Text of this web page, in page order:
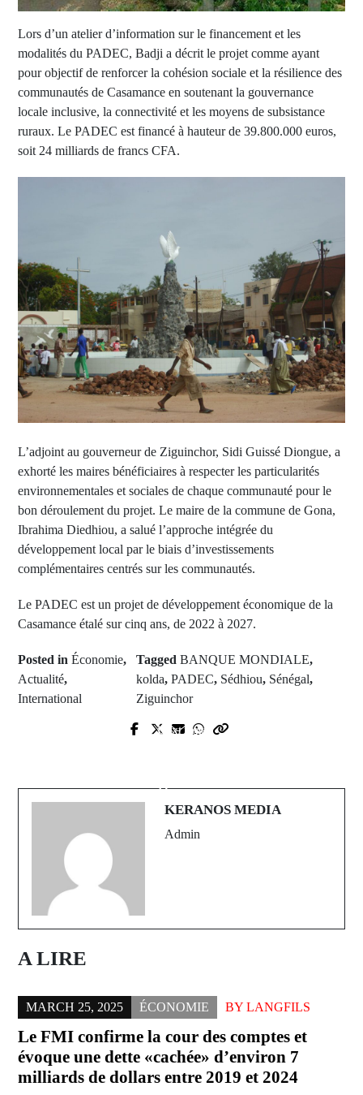
Lors d’un atelier d’information sur le financement et les
modalités du PADEC, Badji a décrit le projet comme ayant
pour objectif de renforcer la cohésion sociale et la résilience des
communautés de Casamance en soutenant la gouvernance
locale inclusive, la connectivité et les moyens de subsistance
ruraux. Le PADEC est financé à hauteur de 39.800.000 euros,
soit 24 milliards de francs CFA.
L’adjoint au gouverneur de Ziguinchor, Sidi Guissé Diongue, a
exhorté les maires bénéficiaires à respecter les particularités
environnementales et sociales de chaque communauté pour le
bon déroulement du projet. Le maire de la commune de Gona,
Ibrahima Diedhiou, a salué l’approche intégrée du
développement local par le biais d’investissements
complémentaires centrés sur les communautés.
Le PADEC est un projet de développement économique de la
Casamance étalé sur cinq ans, de 2022 à 2027.
Posted in Économie,
Actualité,
International
TaggedBANQUE MONDIALE,
kolda,PADEC, Sédhiou, Sénégal,
Ziguinchor
Prev Post
Next Post
KERANOS MEDIA
Admin
A LIRE
MARCH 25, 2025 ÉCONOMIE BY LANGFILS
Le FMI confirme la cour des comptes et
évoque une dette «cachée» d’environ 7
milliards de dollars entre 2019 et 2024